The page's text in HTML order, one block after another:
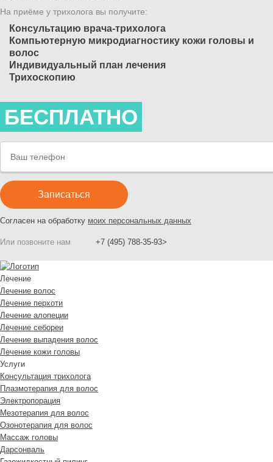
На приёме у трихолога вы получите:
Консультацию врача-трихолога
Компьютерную микродиагностику кожи головы и
волос
Индивидуальный план лечения
Трихоскопию
БЕСПЛАТНО
Согласен на обработку моих персональных данных
Или позвоните нам +7 (495) 788-35-93>
Лечение
Лечение волос
Лечение перхоти
Лечение алопеции
Лечение себореи
Лечение выпадения волос
Лечение кожи головы
Услуги
Консультация трихолога
Плазмотерапия для волос
Электропорация
Мезотерапия для волос
Озонотерапия для волос
Массаж головы
Дарсонваль